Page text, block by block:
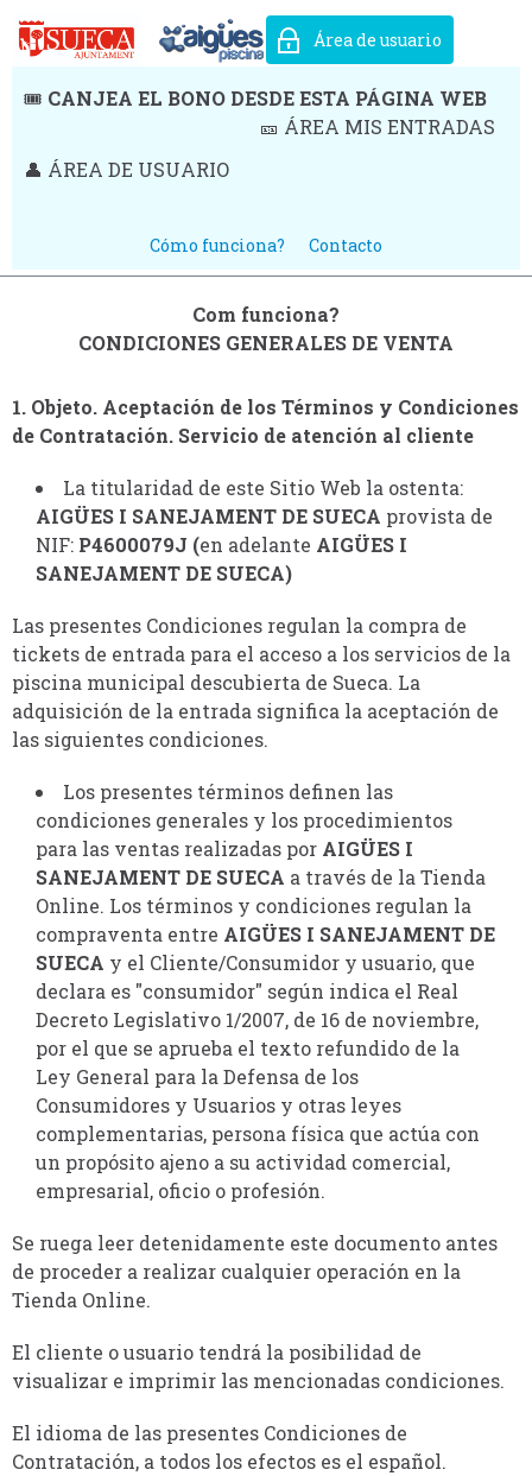
Área de usuario
🎟️ CANJEA EL BONO DESDE ESTA PÁGINA WEB
👤 ÁREA DE USUARIO
🎫 ÁREA MIS ENTRADAS
Cómo funciona? Contacto
Com funciona?
CONDICIONES GENERALES DE VENTA
1. Objeto. Aceptación de los Términos y Condiciones
de Contratación. Servicio de atención al cliente
La titularidad de este Sitio Web la ostenta:
AIGÜES I SANEJAMENT DE SUECA provista de
NIF: P4600079J (en adelante AIGÜES I
SANEJAMENT DE SUECA)
Las presentes Condiciones regulan la compra de
tickets de entrada para el acceso a los servicios de la
piscina municipal descubierta de Sueca. La
adquisición de la entrada significa la aceptación de
las siguientes condiciones.
Los presentes términos definen las
condiciones generales y los procedimientos
para las ventas realizadas por AIGÜES I
SANEJAMENT DE SUECA a través de la Tienda
Online. Los términos y condiciones regulan la
compraventa entre AIGÜES I SANEJAMENT DE
SUECA y el Cliente/Consumidor y usuario, que
declara es "consumidor" según indica el Real
Decreto Legislativo 1/2007, de 16 de noviembre,
por el que se aprueba el texto refundido de la
Ley General para la Defensa de los
Consumidores y Usuarios y otras leyes
complementarias, persona física que actúa con
un propósito ajeno a su actividad comercial,
empresarial, oficio o profesión.
Se ruega leer detenidamente este documento antes
de proceder a realizar cualquier operación en la
Tienda Online.
El cliente o usuario tendrá la posibilidad de
visualizar e imprimir las mencionadas condiciones.
El idioma de las presentes Condiciones de
Contratación, a todos los efectos es el español.